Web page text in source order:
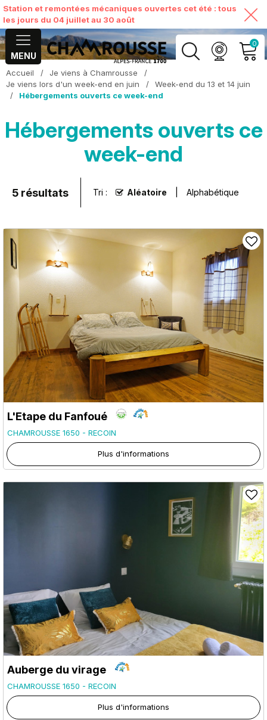
Station et remontées mécaniques ouvertes cet été : tous
les jours du 04 juillet au 30 août
MENU
0
Accueil / Je viens à Chamrousse
/
Je viens lors d'un week-end en juin
/
Week-end du 13 et 14 juin
/
Hébergements ouverts ce week-end
Hébergements ouverts ce
week-end
5 résultats Tri : Aléatoire Alphabétique
L'Etape du Fanfoué
CHAMROUSSE 1650 - RECOIN
Plus d'informations
Auberge du virage
CHAMROUSSE 1650 - RECOIN
Plus d'informations